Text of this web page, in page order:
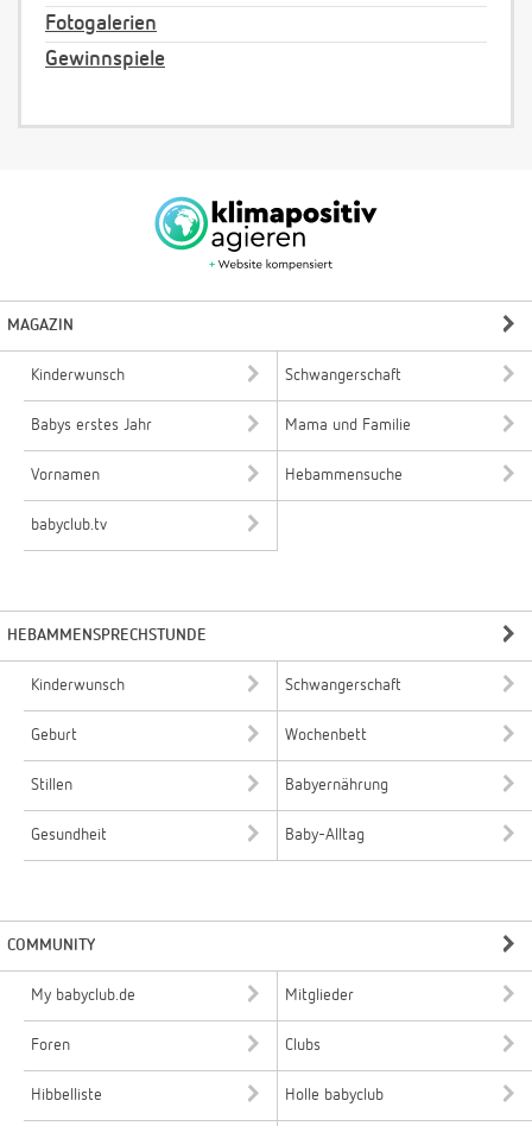
Fotogalerien
Gewinnspiele
MAGAZIN
Kinderwunsch Schwangerschaft
Babys erstes Jahr Mama und Familie
Vornamen Hebammensuche
babyclub.tv
HEBAMMENSPRECHSTUNDE
Kinderwunsch Schwangerschaft
Geburt Wochenbett
Stillen Babyernährung
Gesundheit Baby-Alltag
COMMUNITY
My babyclub.de Mitglieder
Foren Clubs
Hibbelliste Holle babyclub